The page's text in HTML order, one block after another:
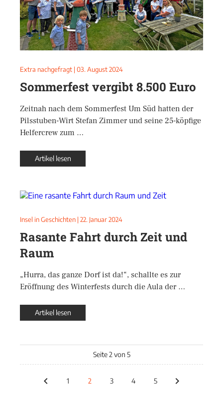
Extra nachgefragt | 03. August 2024
Sommerfest vergibt 8.500 Euro
Zeitnah nach dem Sommerfest Um Süd hatten der
Pilsstuben-Wirt Stefan Zimmer und seine 25-köpfige
Helfercrew zum …
Artikel lesen
Insel in Geschichten | 22. Januar 2024
Rasante Fahrt durch Zeit und
Raum
„Hurra, das ganze Dorf ist da!“, schallte es zur
Eröffnung des Winterfests durch die Aula der …
Artikel lesen
Seite 2 von 5
1 2 3 4 5